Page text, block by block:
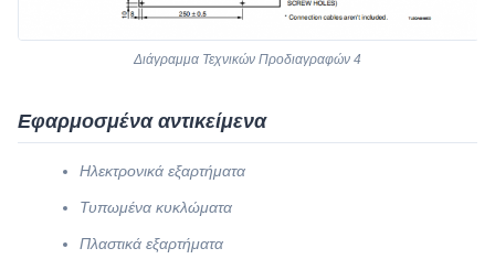
Διάγραμμα Τεχνικών Προδιαγραφών 4
Εφαρμοσμένα αντικείμενα
Ηλεκτρονικά εξαρτήματα
Τυπωμένα κυκλώματα
Πλαστικά εξαρτήματα